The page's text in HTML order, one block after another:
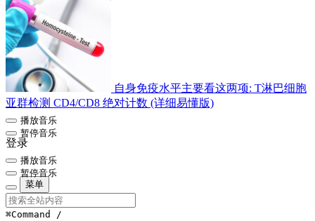
自身免疫水平主要看这两项: T淋巴细胞
亚群检测 CD4/CD8 绝对计数 (详细易懂版)
播放音乐
暂停音乐
登录
播放音乐
暂停音乐
菜单
⌘Command /